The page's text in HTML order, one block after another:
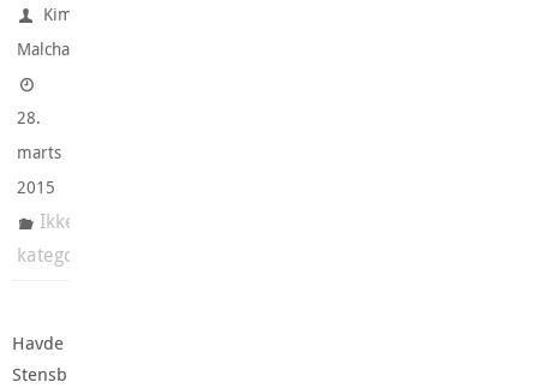
Kim
Malchau
28.
marts
2015
Ikke-
kategoriseret
Havde
Stensb